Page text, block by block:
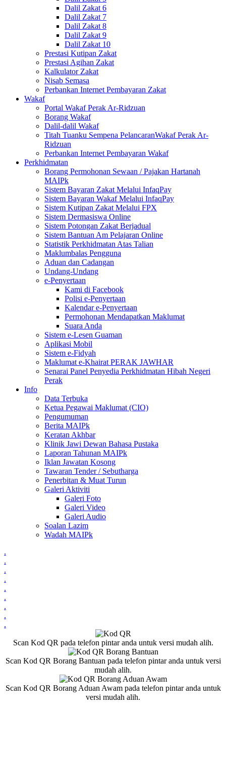
Dalil Zakat 6
Dalil Zakat 7
Dalil Zakat 8
Dalil Zakat 9
Dalil Zakat 10
Prestasi Kutipan Zakat
Prestasi Agihan Zakat
Kalkulator Zakat
Nisab Semasa
Perbankan Internet Pembayaran Zakat
Wakaf
Portal Wakaf Perak Ar-Ridzuan
Borang Wakaf
Dalil-dalil Wakaf
Titah Tuanku Sempena PelancaranWakaf Perak Ar-
Ridzuan
Perbankan Internet Pembayaran Wakaf
Perkhidmatan
Borang Permohonan Sewaan / Pajakan Hartanah
MAIPk
Sistem Bayaran Zakat Melalui InfaqPay
Sistem Bayaran Wakaf Melalui InfaqPay
Sistem Kutipan Zakat Melalui FPX
Sistem Dermasiswa Online
Sistem Potongan Zakat Berjadual
Sistem Bantuan Am Pelajaran Online
Statistik Perkhidmatan Atas Talian
Maklumbalas Pengguna
Aduan dan Cadangan
Undang-Undang
e-Penyertaan
Kami di Facebook
Polisi e-Penyertaan
Kalendar e-Penyertaan
Permohonan Mendapatkan Maklumat
Suara Anda
Sistem e-Lesen Guaman
Aplikasi Mobil
Sistem e-Fidyah
Maklumat e-Khairat PERAK JAWHAR
Senarai Panel Penyedia Perkhidmatan Hibah Negeri
Perak
Info
Data Terbuka
Ketua Pegawai Maklumat (CIO)
Pengumuman
Berita MAIPk
Keratan Akhbar
Klinik Jawi Dewan Bahasa Pustaka
Laporan Tahunan MAIPk
Iklan Jawatan Kosong
Tawaran Tender / Sebutharga
Penerbitan & Muat Turun
Galeri Aktiviti
Galeri Foto
Galeri Video
Galeri Audio
Soalan Lazim
Wadah MAIPk
.
.
.
.
.
.
.
.
.
Scan Kod QR pada telefon pintar anda untuk versi mudah alih.
Scan Kod QR Borang Bantuan pada telefon pintar anda untuk versi
mudah alih.
Scan Kod QR Borang Aduan Awam pada telefon pintar anda untuk
versi mudah alih.